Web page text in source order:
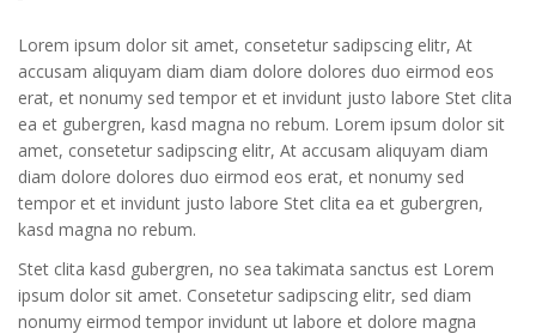
Lorem ipsum dolor sit amet, consetetur sadipscing elitr, At
accusam aliquyam diam diam dolore dolores duo eirmod eos
erat, et nonumy sed tempor et et invidunt justo labore Stet clita
ea et gubergren, kasd magna no rebum. Lorem ipsum dolor sit
amet, consetetur sadipscing elitr, At accusam aliquyam diam
diam dolore dolores duo eirmod eos erat, et nonumy sed
tempor et et invidunt justo labore Stet clita ea et gubergren,
kasd magna no rebum.
Stet clita kasd gubergren, no sea takimata sanctus est Lorem
ipsum dolor sit amet. Consetetur sadipscing elitr, sed diam
nonumy eirmod tempor invidunt ut labore et dolore magna